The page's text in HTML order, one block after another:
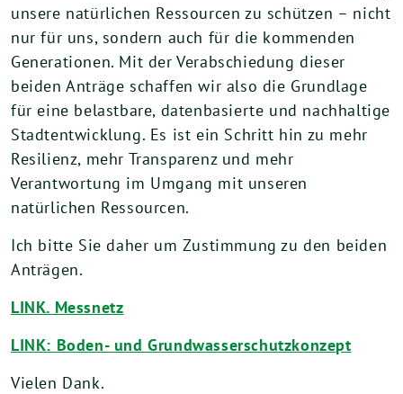
unsere natürlichen Ressourcen zu schützen – nicht
nur für uns, sondern auch für die kommenden
Generationen. Mit der Verabschiedung dieser
beiden Anträge schaffen wir also die Grundlage
für eine belastbare, datenbasierte und nachhaltige
Stadtentwicklung. Es ist ein Schritt hin zu mehr
Resilienz, mehr Transparenz und mehr
Verantwortung im Umgang mit unseren
natürlichen Ressourcen.
Ich bitte Sie daher um Zustimmung zu den beiden
Anträgen.
LINK. Messnetz
LINK: Boden- und Grundwasserschutzkonzept
Vielen Dank.